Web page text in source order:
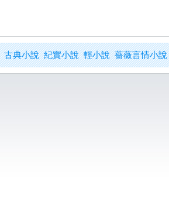
古典小說 紀實小說 輕小說 薔薇言情小說